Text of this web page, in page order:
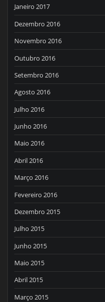
Janeiro 2017
Dezembro 2016
Novembro 2016
Outubro 2016
Setembro 2016
Agosto 2016
Julho 2016
Junho 2016
Maio 2016
Abril 2016
Março 2016
Fevereiro 2016
Dezembro 2015
Julho 2015
Junho 2015
Maio 2015
Abril 2015
Março 2015